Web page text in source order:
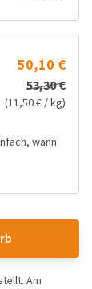
50,10 €
53,30 €
(11,50 € / kg)
wann
Am